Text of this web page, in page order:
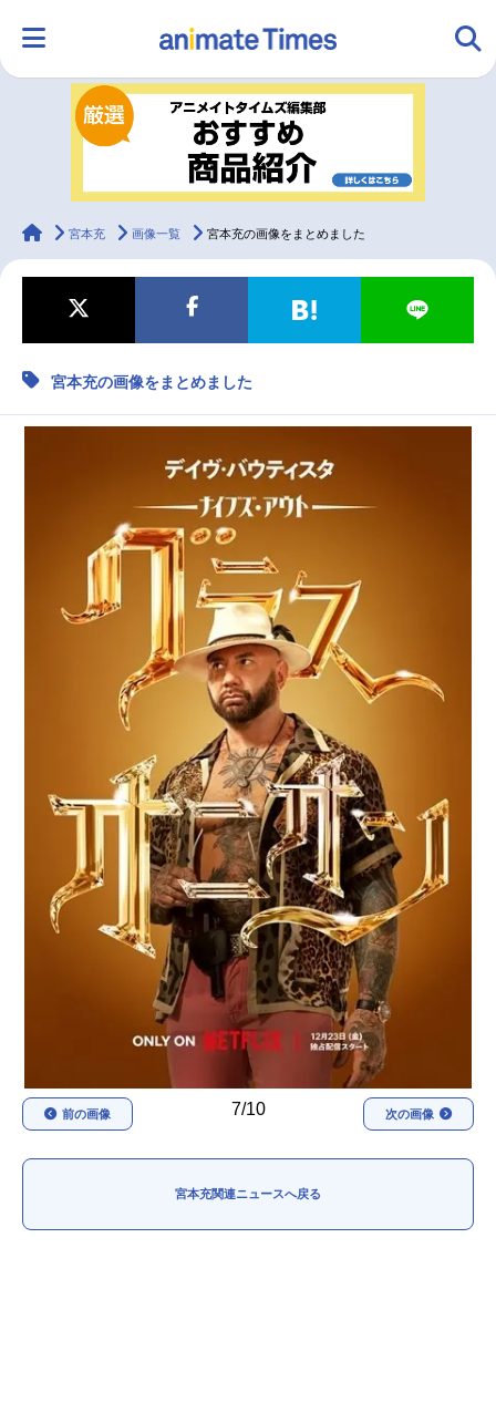
ランキング アニメ
ラジオ みんなの声
マンガ・ラノベ ゲーム・アプリ 音楽 コスプレ
2.5次元 配信・Vtuber
声優記事一覧
アニメ映画一覧
今期アニメ曜日別一覧
春アニメ 夏アニメ
冬アニメ
男性声優/女性声優一覧
FOLLOW US
animateTimes
宮本充 画像一覧 宮本充の画像をまとめました
宮本充の画像をまとめました
7/10
前の画像 次の画像
宮本充関連ニュースへ戻る